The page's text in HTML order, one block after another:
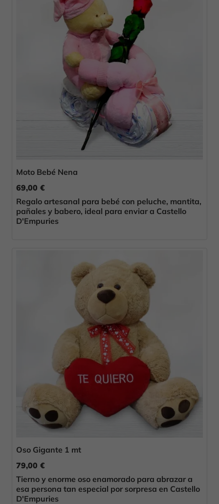
Moto Bebé Nena
69,00 €
Regalo artesanal para bebé con peluche, mantita,
pañales y babero, ideal para enviar a Castello
D'Empuries
Oso Gigante 1 mt
79,00 €
Tierno y enorme oso enamorado para abrazar a
esa persona tan especial por sorpresa en Castello
D'Empuries